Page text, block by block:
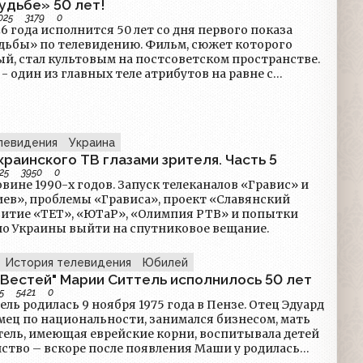
продолжительность видео и их
по наведению.Исправлены проблемы
раздела массовой загрузки роликов из
документальные фильмы, неопознанные
в отдельные подразделы.Добавлена
связи: не со всеми пользователями можно
проще распределять заявки более
полчища спамеров, в основном из
Азии, на эти регионы введён геоблок на
Как
нововведение сейчас находится в финальной
о нём будет сообщено отдельной
спасибо всем членам команды, кто
титаническую работу по поиску багов. Если
то, что мы делаем - приглашаем помочь:
donate.
50 лет!
3179 0
года исполнится 50 лет со дня первого показа
телевидению. Фильм, сюжет которого
стал культовым на постсоветском пространстве.
один из главных теле атрибутов на равне с
Украина
ТВ глазами зрителя. Часть 5
3950 0
1990-х годов. Запуск телеканалов «Гравис» и
проблемы «Грависа», проект «Славянский
«ТЕТ», «ЮТаР», «Олимпия РТВ» и попытки
Украины выйти на спутниковое вещание.
История телевидения Юбилей
Марии Ситтель исполнилось 50 лет
5421 0
родилась 9 ноября 1975 года в Пензе. Отец Эдуард
по национальности, занимался бизнесом, мать
имеющая еврейские корни, воспитывала детей
– вскоре после появления Маши у родилась